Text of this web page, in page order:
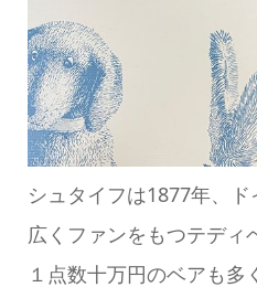
シュタイフは1877年、
広くファンをもつテディ
１点数十万円のベアも多